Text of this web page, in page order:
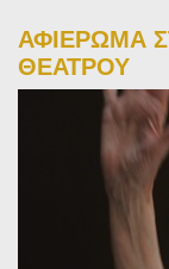
ΑΦΙΕΡΩΜΑ
ΘΕΑΤΡΟΥ